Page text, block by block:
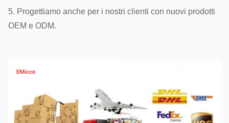
5. Progettiamo anche per i nostri clienti con nuovi prodotti
OEM e ODM.